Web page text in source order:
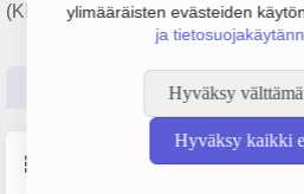
ylimääräisten evästeiden
ja
Hyväksy
Hyväksy kaikki
(KKOY).
Tilinpäätösluvut